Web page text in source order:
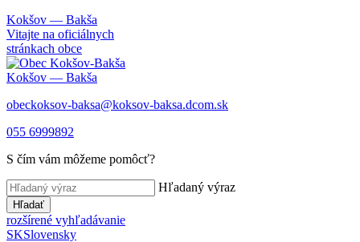
Kokšov — Bakša
Vitajte na oficiálnych
stránkach obce
Kokšov — Bakša
obeckoksov-baksa@koksov-baksa.dcom.sk
055 6999892
S čím vám môžeme pomôcť?
Hľadaný výraz
Hľadať
rozšírené vyhľadávanie
SKSlovensky